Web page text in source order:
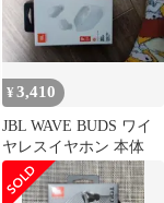
¥3,410
JBL WAVE BUDS ワイ
ヤレスイヤホン 本体